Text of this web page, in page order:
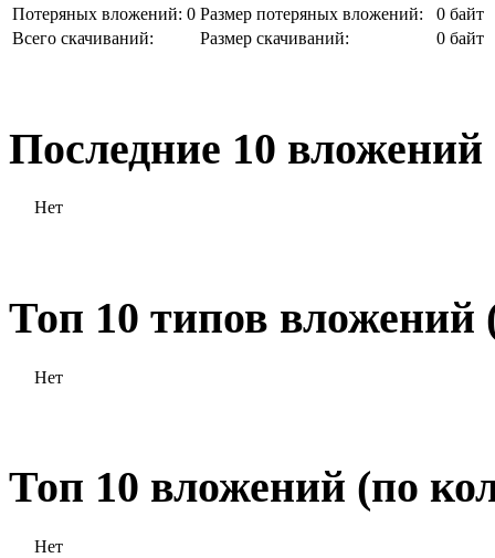
Потеряных вложений: 0 Размер потеряных вложений:
0 байт
Всего скачиваний:
Размер скачиваний: 0 байт
Последние 10 вложений
Нет
Топ 10 типов
Нет
Топ 10 вложений (по
Нет